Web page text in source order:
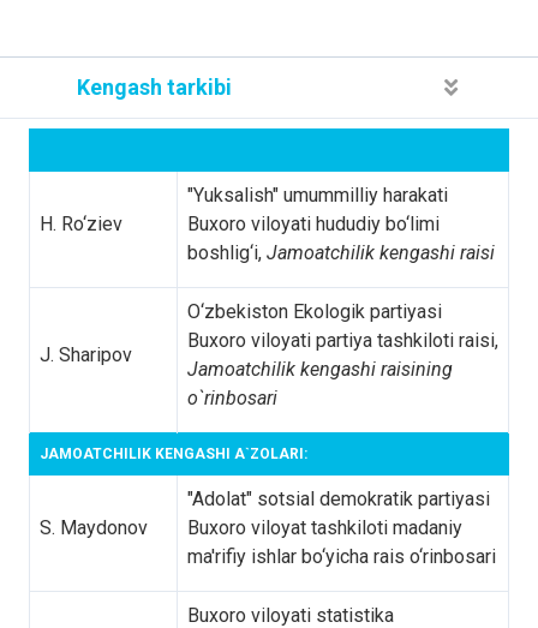
Kengash tarkibi
H. Ro‘ziev
"Yuksalish" umummilliy harakati
Buxoro viloyati hududiy bo‘limi
boshlig‘i, Jamoatchilik kengashi raisi
J. Sharipov
O‘zbekiston Ekologik partiyasi
Buxoro viloyati partiya tashkiloti raisi,
Jamoatchilik kengashi raisining
o`rinbosari
JAMOATCHILIK KENGASHI A`ZOLARI:
S. Maydonov
"Adolat" sotsial demokratik partiyasi
Buxoro viloyat tashkiloti madaniy
ma'rifiy ishlar bo‘yicha rais o‘rinbosari
Buxoro viloyati statistika